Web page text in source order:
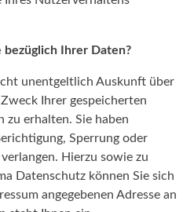
bezüglich Ihrer Daten?
unentgeltlich Auskunft über
Ihrer gespeicherten
zu erhalten. Sie haben
Sperrung oder
Hierzu sowie zu
Datenschutz können Sie sich
angegebenen Adresse an